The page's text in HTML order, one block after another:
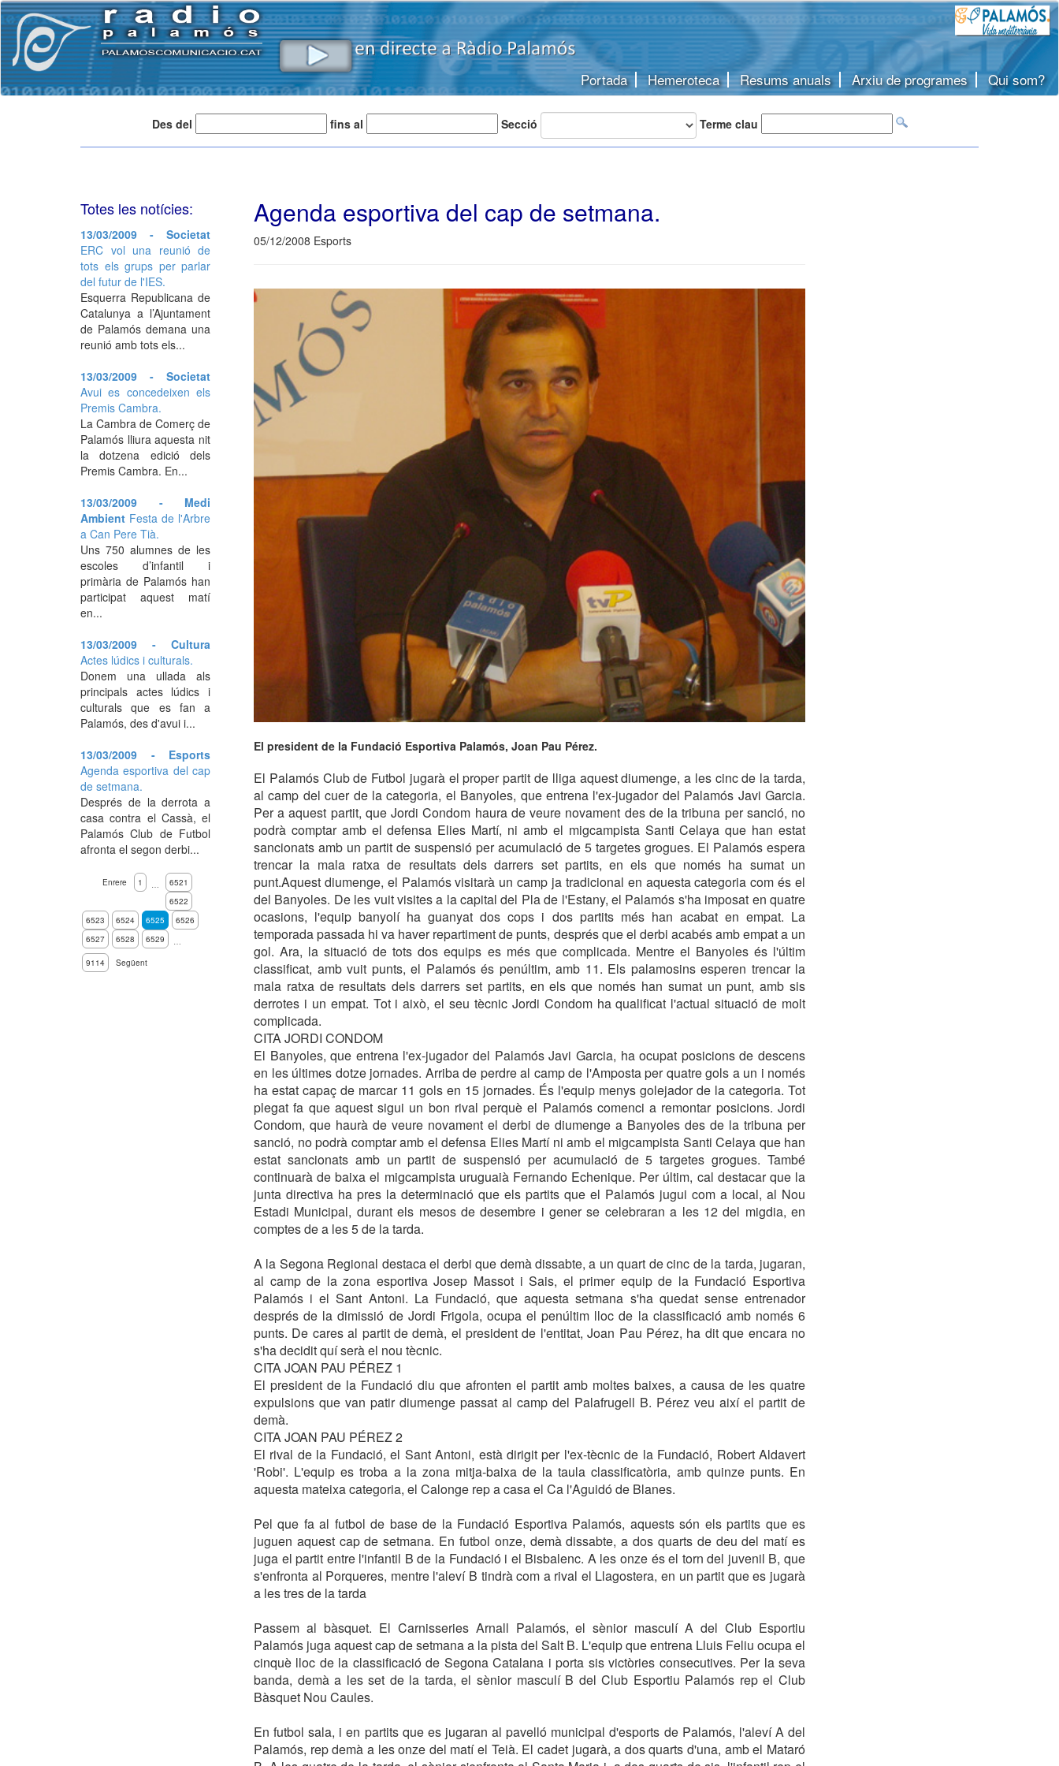
Portada Hemeroteca Resums anuals Arxiu de programes Qui som?
Des del fins al Secció Terme clau
Agenda esportiva del cap de setmana.
05/12/2008 Esports
El president de la Fundació Esportiva Palamós, Joan Pau Pérez.
El Palamós Club de Futbol jugarà el proper partit de lliga aquest diumenge, a les cinc de la tarda,
al camp del cuer de la categoria, el Banyoles, que entrena l'ex-jugador del Palamós Javi Garcia.
Per a aquest partit, que Jordi Condom haura de veure novament des de la tribuna per sanció, no
podrà comptar amb el defensa Elies Martí, ni amb el migcampista Santi Celaya que han estat
sancionats amb un partit de suspensió per acumulació de 5 targetes grogues. El Palamós espera
trencar la mala ratxa de resultats dels darrers set partits, en els que només ha sumat un
punt.Aquest diumenge, el Palamós visitarà un camp ja tradicional en aquesta categoria com és el
del Banyoles. De les vuit visites a la capital del Pla de l'Estany, el Palamós s'ha imposat en quatre
ocasions, l'equip banyolí ha guanyat dos cops i dos partits més han acabat en empat. La
temporada passada hi va haver repartiment de punts, després que el derbi acabés amb empat a un
gol. Ara, la situació de tots dos equips es més que complicada. Mentre el Banyoles és l'últim
classificat, amb vuit punts, el Palamós és penúltim, amb 11. Els palamosins esperen trencar la
mala ratxa de resultats dels darrers set partits, en els que només han sumat un punt, amb sis
derrotes i un empat. Tot i això, el seu tècnic Jordi Condom ha qualificat l'actual situació de molt
complicada.
CITA JORDI CONDOM
El Banyoles, que entrena l'ex-jugador del Palamós Javi Garcia, ha ocupat posicions de descens
en les últimes dotze jornades. Arriba de perdre al camp de l'Amposta per quatre gols a un i només
ha estat capaç de marcar 11 gols en 15 jornades. És l'equip menys golejador de la categoria. Tot
plegat fa que aquest sigui un bon rival perquè el Palamós comenci a remontar posicions. Jordi
Condom, que haurà de veure novament el derbi de diumenge a Banyoles des de la tribuna per
sanció, no podrà comptar amb el defensa Elies Martí ni amb el migcampista Santi Celaya que han
estat sancionats amb un partit de suspensió per acumulació de 5 targetes grogues. També
continuarà de baixa el migcampista uruguaià Fernando Echenique. Per últim, cal destacar que la
junta directiva ha pres la determinació que els partits que el Palamós jugui com a local, al Nou
Estadi Municipal, durant els mesos de desembre i gener se celebraran a les 12 del migdia, en
comptes de a les 5 de la tarda.
A la Segona Regional destaca el derbi que demà dissabte, a un quart de cinc de la tarda, jugaran,
al camp de la zona esportiva Josep Massot i Sais, el primer equip de la Fundació Esportiva
Palamós i el Sant Antoni. La Fundació, que aquesta setmana s'ha quedat sense entrenador
després de la dimissió de Jordi Frigola, ocupa el penúltim lloc de la classificació amb només 6
punts. De cares al partit de demà, el president de l'entitat, Joan Pau Pérez, ha dit que encara no
s'ha decidit quí serà el nou tècnic.
CITA JOAN PAU PÉREZ 1
El president de la Fundació diu que afronten el partit amb moltes baixes, a causa de les quatre
expulsions que van patir diumenge passat al camp del Palafrugell B. Pérez veu així el partit de
demà.
CITA JOAN PAU PÉREZ 2
El rival de la Fundació, el Sant Antoni, està dirigit per l'ex-tècnic de la Fundació, Robert Aldavert
'Robi'. L'equip es troba a la zona mitja-baixa de la taula classificatòria, amb quinze punts. En
aquesta mateixa categoria, el Calonge rep a casa el Ca l'Aguidó de Blanes.
Pel que fa al futbol de base de la Fundació Esportiva Palamós, aquests són els partits que es
juguen aquest cap de setmana. En futbol onze, demà dissabte, a dos quarts de deu del matí es
juga el partit entre l'infantil B de la Fundació i el Bisbalenc. A les onze és el torn del juvenil B, que
s'enfronta al Porqueres, mentre l'aleví B tindrà com a rival el Llagostera, en un partit que es jugarà
a les tres de la tarda
Passem al bàsquet. El Carnisseries Arnall Palamós, el sènior masculí A del Club Esportiu
Palamós juga aquest cap de setmana a la pista del Salt B. L'equip que entrena Lluis Feliu ocupa el
cinquè lloc de la classificació de Segona Catalana i porta sis victòries consecutives. Per la seva
banda, demà a les set de la tarda, el sènior masculí B del Club Esportiu Palamós rep el Club
Bàsquet Nou Caules.
En futbol sala, i en partits que es jugaran al pavelló municipal d'esports de Palamós, l'aleví A del
Palamós, rep demà a les onze del matí el Teià. El cadet jugarà, a dos quarts d'una, amb el Mataró
Totes les notícies:
13/03/2009 - Societat
ERC vol una reunió de
tots els grups per parlar
del futur de l'IES.
Esquerra Republicana de
Catalunya a l’Ajuntament
de Palamós demana una
reunió amb tots els...
13/03/2009 - Societat
Avui es concedeixen els
Premis Cambra.
La Cambra de Comerç de
Palamós lliura aquesta nit
la dotzena edició dels
Premis Cambra. En...
13/03/2009 - Medi
Ambient Festa de l'Arbre
a Can Pere Tià.
Uns 750 alumnes de les
escoles d’infantil i
primària de Palamós han
participat aquest matí
en...
13/03/2009 - Cultura
Actes lúdics i culturals.
Donem una ullada als
principals actes lúdics i
culturals que es fan a
Palamós, des d'avui i...
13/03/2009 - Esports
Agenda esportiva del cap
de setmana.
Després de la derrota a
casa contra el Cassà, el
Palamós Club de Futbol
afronta el segon derbi...
Enrere 1 …
6521
6522
6523
6524 6525
6526
6527
6528 6529
…
9114
Següent